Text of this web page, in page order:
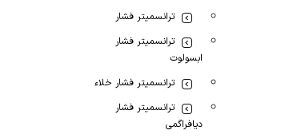
ترانسمیتر فشار
ترانسمیتر فشار
ابسولوت
ترانسمیتر فشار خلاء
ترانسمیتر فشار
دیافراگمی